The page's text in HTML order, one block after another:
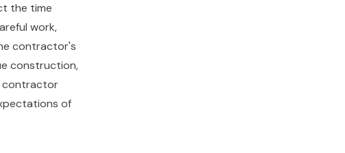
the time
work,
contractor's
construction,
contractor
of